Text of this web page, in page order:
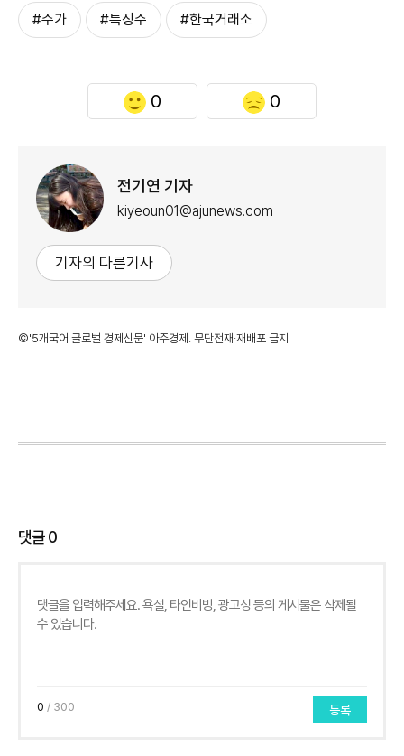
#주가 #특징주 #한국거래소
0 0
전기연 기자
kiyeoun01@ajunews.com
기자의 다른기사
©'5개국어 글로벌 경제신문' 아주경제. 무단전재·재배포 금지
댓글0
0 / 300 등록